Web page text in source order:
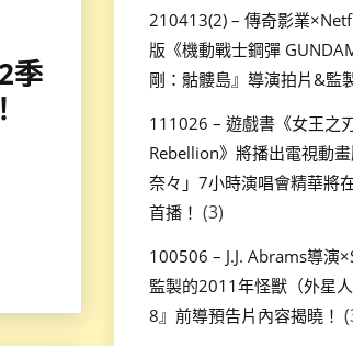
季
210413(2) – 傳奇影業
版《機動戰士鋼彈
剛：骷髏島』導演拍片&監
111026 – 遊戲書《女王之
Rebellion》將播出電視動
奈々」7小時演唱會精華將
首播！ (3)
100506 – J.J. Abrams導演
監製的2011年怪獸（外星
8』前導預告片內容揭曉！